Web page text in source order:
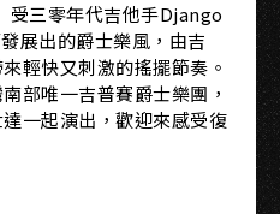
受三零年代吉他手Django
展出的爵士樂風，由吉
輕快又刺激的搖擺節奏。
部唯一吉普賽爵士樂團，
一起演出，歡迎來感受復